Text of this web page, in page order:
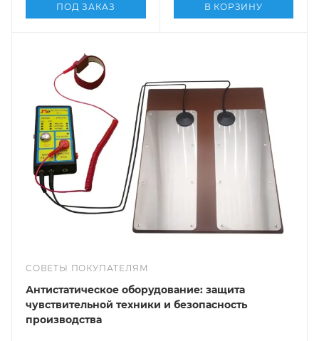
ПОД ЗАКАЗ В КОРЗИНУ
СОВЕТЫ ПОКУПАТЕЛЯМ
Антистатическое оборудование: защита
чувствительной техники и безопасность
производства